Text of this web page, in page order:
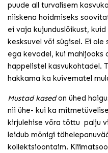
puude all turvalisem
niiskena hoidmiseks
ei vaja kujunduslõikust,
kesksuvel või sügisel. Ei
ega kevadel, kui mahljooks
happelistel kasvukohtadel.
hakkama ka kuivematel
Mustad kasedon ühed
nii ühe- kui ka
kirjulehise võra tõttu palju
leidub mõnigi
kollektsioontaim.